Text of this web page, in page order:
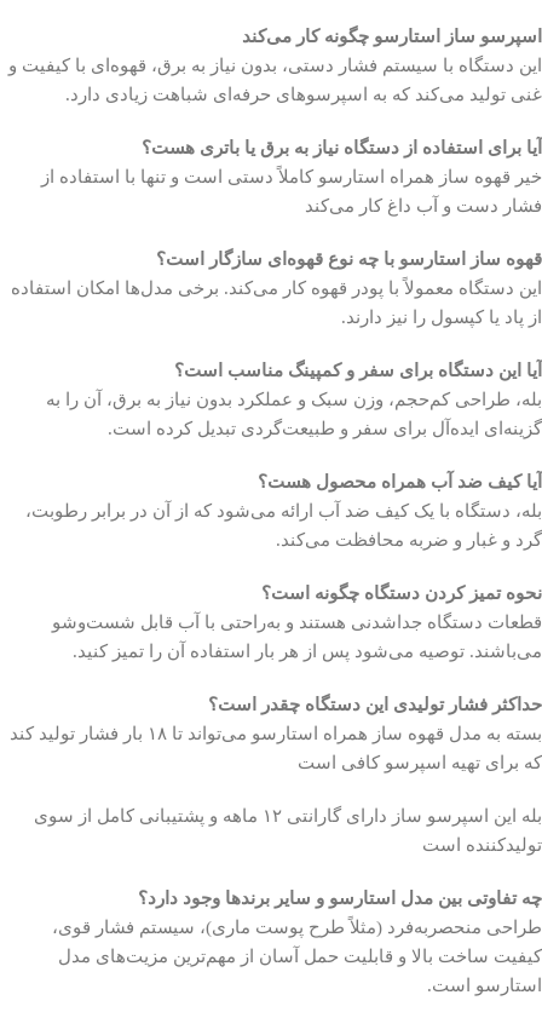
اسپرسو ساز استارسو چگونه کار می‌کند
این دستگاه با سیستم فشار دستی، بدون نیاز به برق، قهوه‌ای با کیفیت و
غنی تولید می‌کند که به اسپرسوهای حرفه‌ای شباهت زیادی دارد.
آیا برای استفاده از دستگاه نیاز به برق یا باتری هست؟
خیر قهوه ساز همراه استارسو کاملاً دستی است و تنها با استفاده از
فشار دست و آب داغ کار می‌کند
قهوه ساز استارسو با چه نوع قهوه‌ای سازگار است؟
این دستگاه معمولاً با پودر قهوه کار می‌کند. برخی مدل‌ها امکان استفاده
از پاد یا کپسول را نیز دارند.
آیا این دستگاه برای سفر و کمپینگ مناسب است؟
بله، طراحی کم‌حجم، وزن سبک و عملکرد بدون نیاز به برق، آن را به
گزینه‌ای ایده‌آل برای سفر و طبیعت‌گردی تبدیل کرده است.
آیا کیف ضد آب همراه محصول هست؟
بله، دستگاه با یک کیف ضد آب ارائه می‌شود که از آن در برابر رطوبت،
گرد و غبار و ضربه محافظت می‌کند.
نحوه تمیز کردن دستگاه چگونه است؟
قطعات دستگاه جداشدنی هستند و به‌راحتی با آب قابل شست‌وشو
می‌باشند. توصیه می‌شود پس از هر بار استفاده آن را تمیز کنید.
حداکثر فشار تولیدی این دستگاه چقدر است؟
بسته به مدل قهوه ساز همراه استارسو می‌تواند تا ۱۸ بار فشار تولید کند
که برای تهیه اسپرسو کافی است
بله این اسپرسو ساز دارای گارانتی ۱۲ ماهه و پشتیبانی کامل از سوی
تولیدکننده است
چه تفاوتی بین مدل استارسو و سایر برندها وجود دارد؟
طراحی منحصر‌به‌فرد (مثلاً طرح پوست ماری)، سیستم فشار قوی،
کیفیت ساخت بالا و قابلیت حمل آسان از مهم‌ترین مزیت‌های مدل
استارسو است.